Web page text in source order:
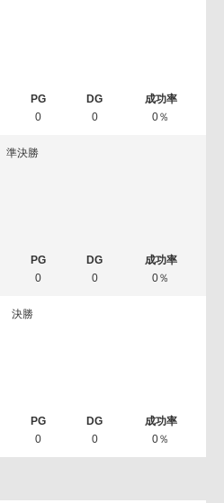
0 0 0％
準決勝
0 0 0％
決勝
0 0 0％